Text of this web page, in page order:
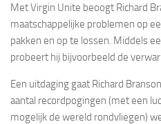
Met Virgin Unite beoogt Richard
maatschappelijke problemen op
pakken en op te lossen. Middels
probeert hij bijvoorbeeld de
Een uitdaging gaat Richard
aantal recordpogingen (met een
mogelijk de wereld rondvliegen)